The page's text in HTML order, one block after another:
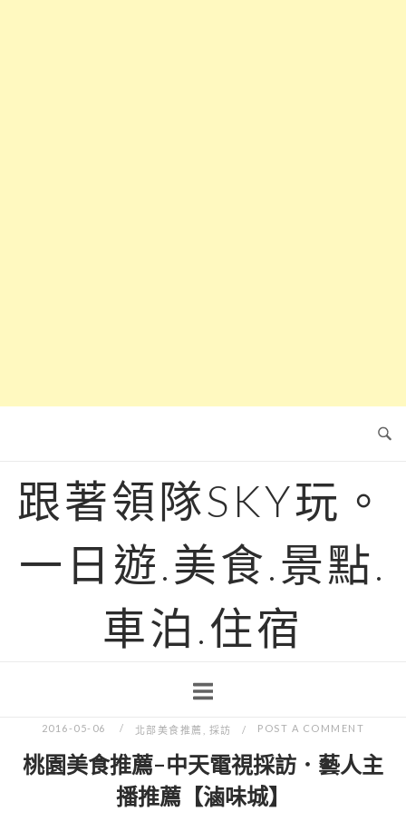
跟著領隊SKY玩。
一日遊.美食.景點.
車泊.住宿
2016-05-06 北部美食推薦 採訪 POST A COMMENT
桃園美食推薦-中天電視採訪．藝人主
播推薦【滷味城】